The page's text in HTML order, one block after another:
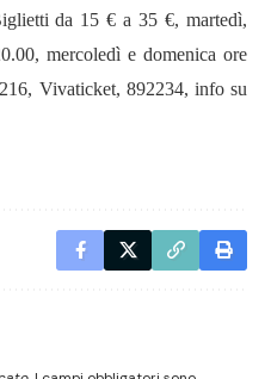
da 15€a 35€, martedì,
mercoledì e domenica ore
Vivaticket, 892234, info su